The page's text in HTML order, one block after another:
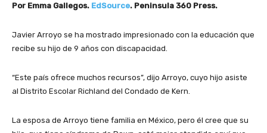
Por Emma Gallegos. EdSource. Peninsula 360 Press.
Javier Arroyo se ha mostrado impresionado con la educación que
recibe su hijo de 9 años con discapacidad.
“Este país ofrece muchos recursos”, dijo Arroyo, cuyo hijo asiste
al Distrito Escolar Richland del Condado de Kern.
La esposa de Arroyo tiene familia en México, pero él cree que su